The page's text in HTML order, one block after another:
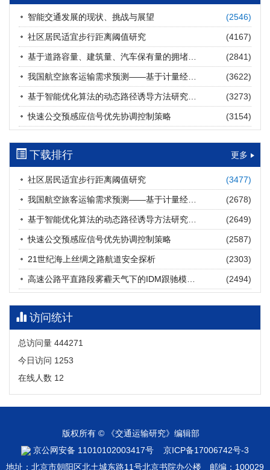
摘要 (15) HTML(13)
道路建养运通用碳核算方法及应用
王元庆, 王皎, 刘圆圆, 于谦, 刘聂旸子, 杨诗雨
2026, 12(3): 176-189.https://doi.org/10.16503/j.cnki.2095-
9931.2026.03.014
摘要 (14) HTML(14)
西部陆海新通道氢走廊建设对交通运输领域低碳转型的推动作
用
罗文格, 黄承锋, 关海长
2026, 12(3): 190-201.https://doi.org/10.16503/j.cnki.2095-
9931.2026.03.015
摘要 (24) HTML(23)
交能融合背景下零碳货运走廊利益主体的策略演化与影响因素
张海涛, 姚琛, 唐治豪, 谢明辉, 王元庆
2026, 12(3): 202-216.https://doi.org/10.16503/j.cnki.2095-
9931.2026.03.016
摘要 (20) HTML(18)
智能交通发展的现状、挑战与展望 (2546)
社区居民适宜步行距离阈值研究 (4167)
(2841)
(3622)
(3273)
快速公交预感应信号优先协调控制策略 (3154)
下载排行 更多
社区居民适宜步行距离阈值研究 (3477)
(2678)
(2649)
快速公交预感应信号优先协调控制策略 (2587)
21世纪海上丝绸之路航道安全探析 (2303)
(2494)
访问统计
总访问量 444271
今日访问 1253
在线人数 12
版权所有 © 《交通运输研究》编辑部
京公网安备 11010102003417号
京ICP备17006742号-3
地址：北京市朝阳区北土城东路11号北京书院办公楼 邮编：100029